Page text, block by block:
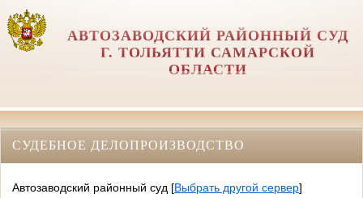
АВТОЗАВОДСКИЙ РАЙОННЫЙ СУД
Г. ТОЛЬЯТТИ САМАРСКОЙ
ОБЛАСТИ
СУДЕБНОЕ ДЕЛОПРОИЗВОДСТВО
Автозаводский районный суд [Выбрать другой сервер]